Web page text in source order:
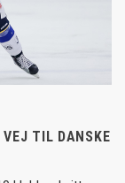
VEJ TIL DANSKE